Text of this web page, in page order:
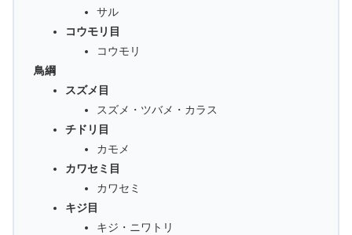
サル
コウモリ目
コウモリ
鳥綱
スズメ目
スズメ・ツバメ・カラス
チドリ目
カモメ
カワセミ目
カワセミ
キジ目
キジ・ニワトリ